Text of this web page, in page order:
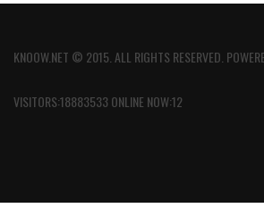
KNOOW.NET © 2015. ALL RIGHTS RESERVED.
VISITORS:18883533 ONLINE NOW:12